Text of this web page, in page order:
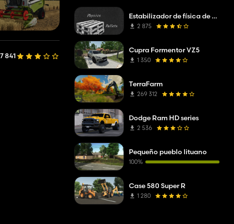
841
Estabilizador de física de paletas
2 875
Cupra Formentor VZ5
1 350
TerraFarm
269 312
Dodge Ram HD series
2 536
Pequeño pueblo lituano
100%
Case 580 Super R
1 280